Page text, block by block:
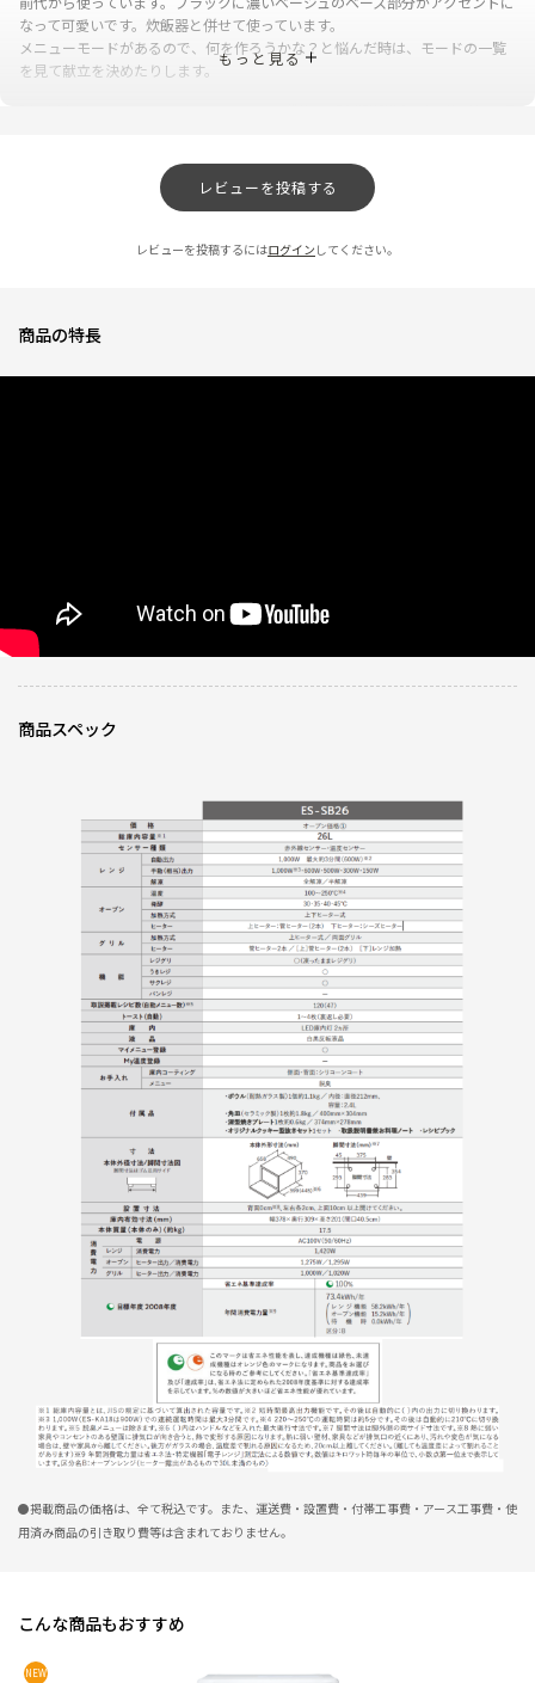
なって可愛いです。炊飯器と併せて使っています。
メニューモードがあるので、何を作ろうかな？と悩んだ時は、モードの一覧
を見て献立を決めたりします。
簡単に煮物も出来そうで楽しみ。
ニックネーム：みっき さん
0人が参考になっ
もっと見る
レビュー一覧
レビューを投稿する
レビューを投稿するにはログイン してください。
商品の特長
商品スペック
●掲載商品の価格は、全て税込です。また、運送費・設置費・付帯工事費・アース工事費・使
用済み商品の引き取り費等は含まれておりません。
こんな商品もおすすめ
NEW